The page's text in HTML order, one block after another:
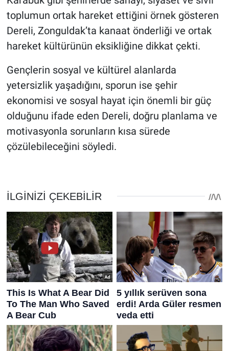
toplumun ortak hareket ettiğini örnek gösteren
Dereli, Zonguldak’ta kanaat önderliği ve ortak
hareket kültürünün eksikliğine dikkat çekti.
Gençlerin sosyal ve kültürel alanlarda
yetersizlik yaşadığını, sporun ise şehir
ekonomisi ve sosyal hayat için önemli bir güç
olduğunu ifade eden Dereli, doğru planlama ve
motivasyonla sorunların kısa sürede
çözülebileceğini söyledi.